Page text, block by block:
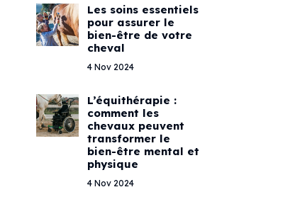
Les soins essentiels
pour assurer le
bien-être de votre
cheval
4 Nov 2024
L’équithérapie :
comment les
chevaux peuvent
transformer le
bien-être mental et
physique
4 Nov 2024